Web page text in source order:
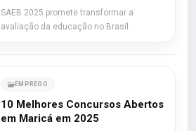
SAEB 2025 promete transformar a
avaliação da educação no Brasil.
EMPREGO
10 Melhores Concursos Abertos
em Maricá em 2025